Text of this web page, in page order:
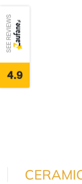
SEE REVIEWS
4.9